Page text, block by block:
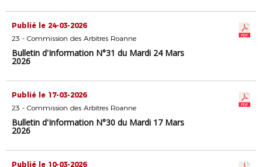
Publié le 24-03-2026
23 - Commission des Arbitres Roanne
Bulletin d'Information N°31 du Mardi 24 Mars
2026
Publié le 17-03-2026
23 - Commission des Arbitres Roanne
Bulletin d'Information N°30 du Mardi 17 Mars
2026
Publié le 10-03-2026